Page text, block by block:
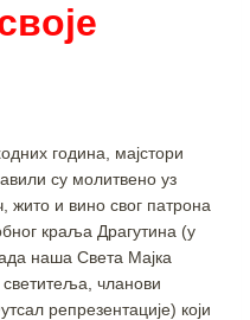
година, мајстори
су молитвено уз
жито и вино свог патрона
краља Драгутина (у
наша Света Мајка
чланови
репрезентације) који